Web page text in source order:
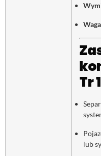
Tr
lub